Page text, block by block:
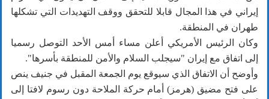
إيراني في هذا المجال قابلا للتحقق ووقف التهديدات التي تشكلها
طهران في المنطقة.
وكان الرئيس الأمريكي أعلن مساء أمس الأحد التوصل رسميا
إلى اتفاق مع إيران "سيجلب السلام والأمن للمنطقة بأسرها".
وأوضح أن الاتفاق الذي سيوقع يوم الجمعة المقبل في جنيف ينص
على فتح مضيق (هرمز) أمام حركة الملاحة دون رسوم لافتا إلى